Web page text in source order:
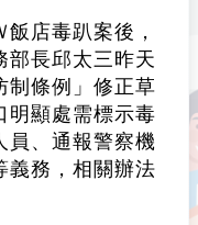
飯店毒趴案後，
部長邱太三昨天
制條例」修正草
明顯處需標示毒
員、通報警察機
義務，相關辦法